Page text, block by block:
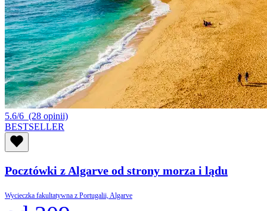
5.6/6 (28 opinii)
BESTSELLER
Pocztówki z Algarve od strony morza i lądu
Wycieczka fakultatywna z Portugalii, Algarve